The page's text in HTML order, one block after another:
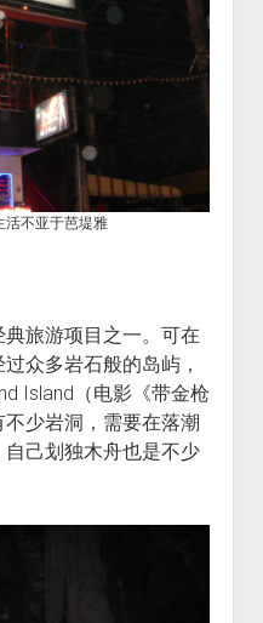
活不亚于芭堤雅
旅游项目之一。可在
众多岩石般的岛屿，
Island（电影《带金枪
少岩洞，需要在落潮
己划独木舟也是不少